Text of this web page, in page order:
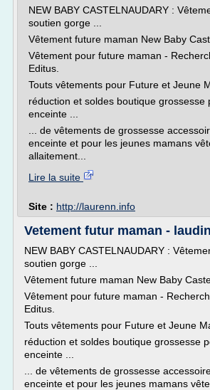
NEW BABY CASTELNAUDARY :
soutien gorge ...
Vêtement future maman New Baby
Vêtement pour future maman -
Editus.
Touts vêtements pour Future et Jeune
réduction et soldes boutique grossesse
enceinte ...
... de vêtements de grossesse
enceinte et pour les jeunes mamans
allaitement...
Lire la suite
Site : http://laurenn.info
Vetement futur maman -
NEW BABY CASTELNAUDARY :
soutien gorge ...
Vêtement future maman New Baby
Vêtement pour future maman -
Editus.
Touts vêtements pour Future et Jeune
réduction et soldes boutique grossesse
enceinte ...
... de vêtements de grossesse
enceinte et pour les jeunes mamans